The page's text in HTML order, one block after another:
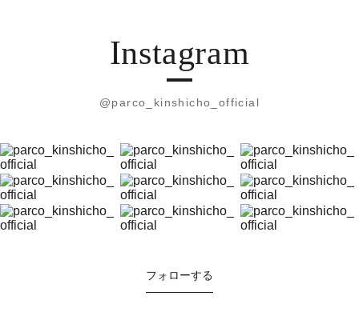
Instagram
@parco_kinshicho_official
フォローする